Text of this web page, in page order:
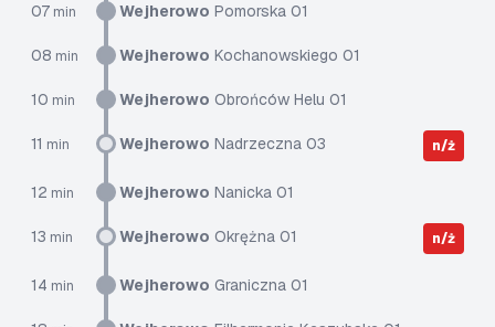
07 min Wejherowo Pomorska 01
08 min Wejherowo Kochanowskiego 01
10 min Wejherowo Obrońców Helu 01
11 min Wejherowo Nadrzeczna 03 n/ż
12 min Wejherowo Nanicka 01
13 min Wejherowo Okrężna 01 n/ż
14 min Wejherowo Graniczna 01